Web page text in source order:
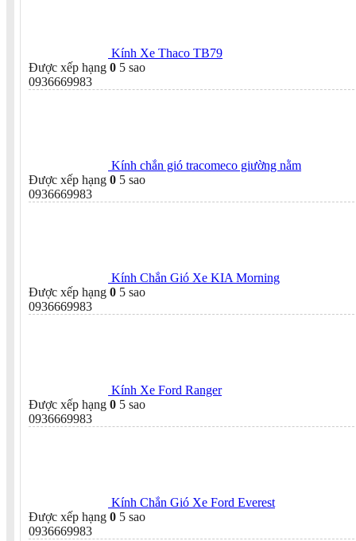
Kính Xe Thaco TB79
Được xếp hạng 0 5 sao
0936669983
Kính chắn gió tracomeco giường nằm
Được xếp hạng 0 5 sao
0936669983
Kính Chắn Gió Xe KIA Morning
Được xếp hạng 0 5 sao
0936669983
Kính Xe Ford Ranger
Được xếp hạng 0 5 sao
0936669983
Kính Chắn Gió Xe Ford Everest
Được xếp hạng 0 5 sao
0936669983